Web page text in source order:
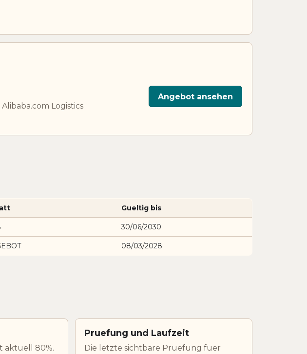
Logistics
Angebot ansehen
Gueltig bis
30/06/2030
08/03/2028
aktuell 80%.
Pruefung und Laufzeit
Die letzte sichtbare Pruefung fuer